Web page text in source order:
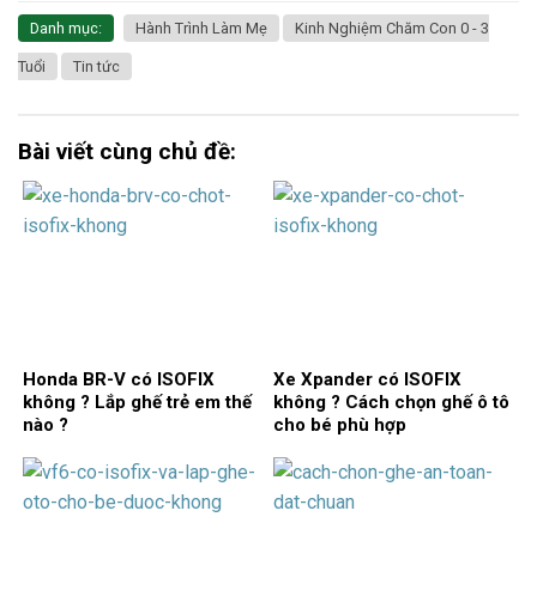
Danh mục: Hành Trình Làm Mẹ Kinh Nghiệm Chăm Con 0 - 3
Tuổi Tin tức
Bài viết cùng chủ đề:
Honda BR-V có ISOFIX
không ? Lắp ghế trẻ em thế
nào ?
Xe Xpander có ISOFIX
không ? Cách chọn ghế ô tô
cho bé phù hợp